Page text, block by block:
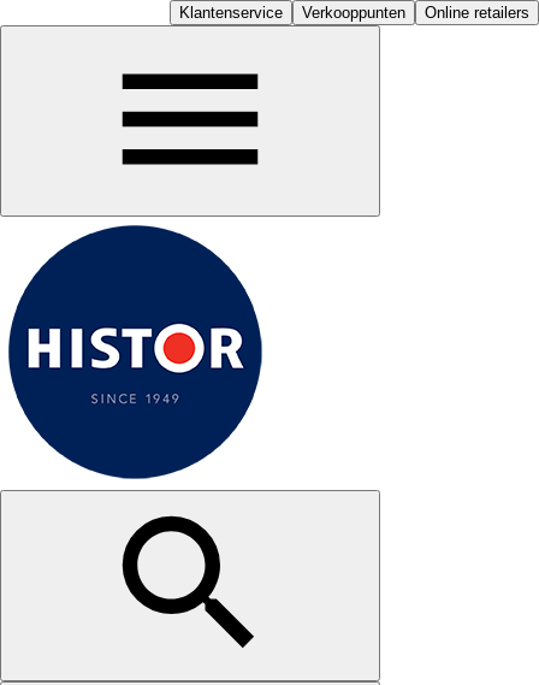
Klantenservice Verkooppunten Online retailers